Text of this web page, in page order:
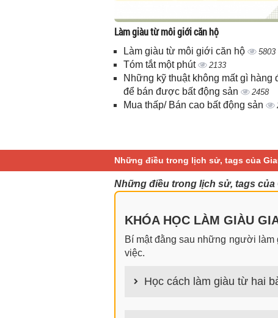
Làm giàu từ môi giới căn hộ
Làm giàu từ môi giới căn hộ 5803
Tóm tắt một phút 2133
Những kỹ thuật không mất gì hàng
để bán được bất động sản
2458
Mua thấp/ Bán cao bất động sản
Những điều trong lịch sử, tags của
Những điều trong lịch sử, tags
KHÓA HỌC LÀM GIÀU
Bí mật đằng sau những người làm
việc.
Học cách làm giàu từ hai